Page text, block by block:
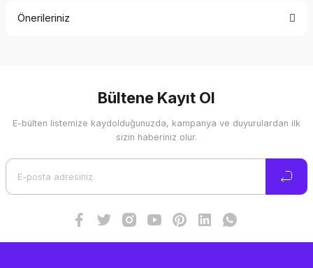
Önerileriniz
Görüş ve önerileriniz için teşekkür ederiz.
Ürün resmi kalitesiz, bozuk veya görüntülenemiyor.
Bültene Kayıt Ol
E-bülten listemize kaydolduğunuzda, kampanya ve duyurulardan ilk
sizin haberiniz olur.